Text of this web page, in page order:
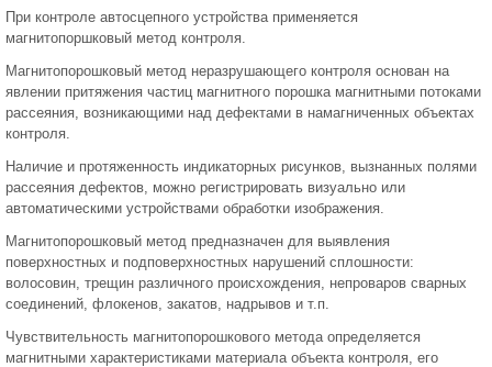
При контроле автосцепного устройства применяется
магнитопоршковый метод контроля.
Магнитопорошковый метод неразрушающего контроля основан на
явлении притяжения частиц магнитного порошка магнитными потоками
рассеяния, возникающими над дефектами в намагниченных объектах
контроля.
Наличие и протяженность индикаторных рисунков, вызнанных полями
рассеяния дефектов, можно регистрировать визуально или
автоматическими устройствами обработки изображения.
Магнитопорошковый метод предназначен для выявления
поверхностных и подповерхностных нарушений сплошности:
волосовин, трещин различного происхождения, непроваров сварных
соединений, флокенов, закатов, надрывов и т.п.
Чувствительность магнитопорошкового метода определяется
магнитными характеристиками материала объекта контроля, его